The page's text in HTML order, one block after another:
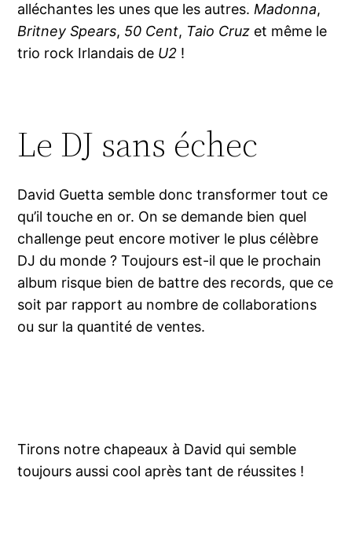
alléchantes les unes que les autres.Madonna,
Britney Spears, 50 Cent, Taio Cruz et même le
trio rock Irlandais de U2 !
Le DJ sans échec
David Guetta semble donc transformer tout ce
qu’il touche en or. On se demande bien quel
challenge peut encore motiver le plus célèbre
DJ du monde ? Toujours est-il que le prochain
album risque bien de battre des records, que ce
soit par rapport au nombre de collaborations
ou sur la quantité de ventes.
Tirons notre chapeaux à David qui semble
toujours aussi cool après tant de réussites !